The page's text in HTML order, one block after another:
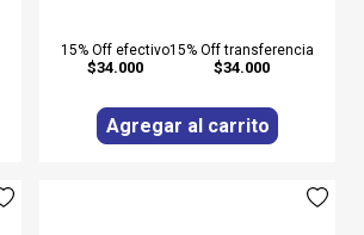
15% Off efectivo
$34.000
15% Off transferencia
$34.000
Agregar al carrito